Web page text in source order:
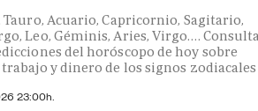
Tauro, Acuario, Capricornio, Sagitario,
Leo, Géminis, Aries, Virgo….
del horóscopo de hoy sobre
y dinero de los signos zodiacales
23:00h.